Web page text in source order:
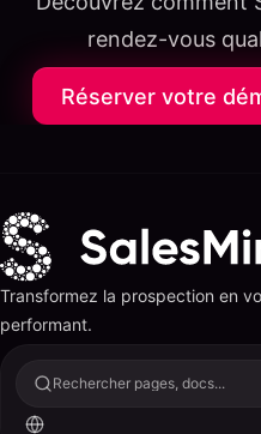
rendez-vous
Réserver votre
Transformez la prospection en
performant.
Rechercher pages, docs...